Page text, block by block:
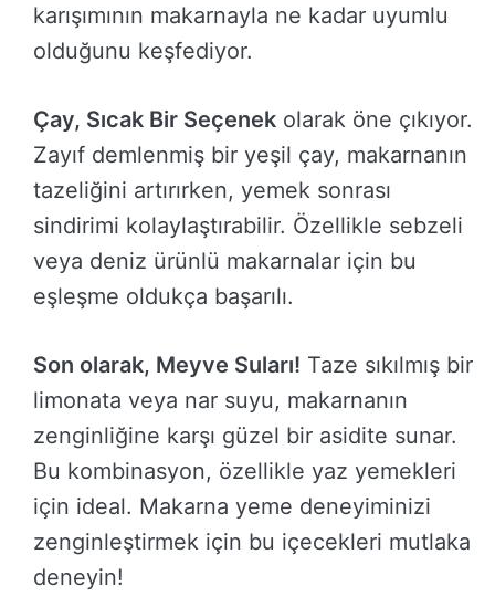
karışımının makarnayla ne kadar uyumlu
olduğunu keşfediyor.
Çay, Sıcak Bir Seçenek olarak öne çıkıyor.
Zayıf demlenmiş bir yeşil çay, makarnanın
tazeliğini artırırken, yemek sonrası
sindirimi kolaylaştırabilir. Özellikle sebzeli
veya deniz ürünlü makarnalar için bu
eşleşme oldukça başarılı.
Son olarak, Meyve Suları! Taze sıkılmış bir
limonata veya nar suyu, makarnanın
zenginliğine karşı güzel bir asidite sunar.
Bu kombinasyon, özellikle yaz yemekleri
için ideal. Makarna yeme deneyiminizi
zenginleştirmek için bu içecekleri mutlaka
deneyin!